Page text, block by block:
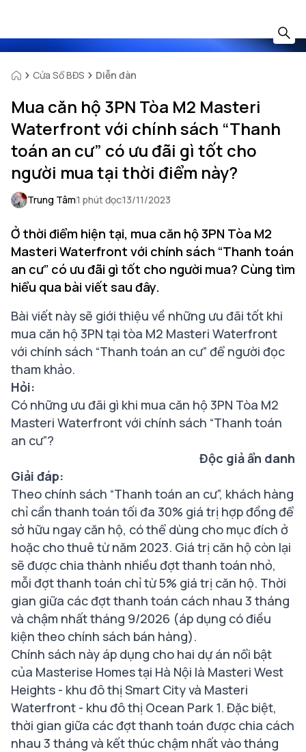
Cửa Sổ BĐS Diễn đàn
Mua căn hộ 3PN Tòa M2 Masteri
Waterfront với chính sách “Thanh
toán an cư” có ưu đãi gì tốt cho
người mua tại thời điểm này?
Trung Tâm1 phút đọc13/11/2023
Ở thời điểm hiện tại, mua căn hộ 3PN Tòa M2
Masteri Waterfront với chính sách “Thanh toán
an cư” có ưu đãi gì tốt cho người mua? Cùng tìm
hiểu qua bài viết sau đây.
Bài viết này sẽ giới thiệu về những ưu đãi tốt khi
mua căn hộ 3PN tại tòa M2 Masteri Waterfront
với chính sách “Thanh toán an cư” để người đọc
tham khảo.
Hỏi:
Có những ưu đãi gì khi mua căn hộ 3PN Tòa M2
Masteri Waterfront với chính sách “Thanh toán
an cư”?
Độc giả ẩn danh
Giải đáp:
Theo chính sách “Thanh toán an cư”, khách hàng
chỉ cần thanh toán tối đa 30% giá trị hợp đồng để
sở hữu ngay căn hộ, có thể dùng cho mục đích ở
hoặc cho thuê từ năm 2023. Giá trị căn hộ còn lại
sẽ được chia thành nhiều đợt thanh toán nhỏ,
mỗi đợt thanh toán chỉ từ 5% giá trị căn hộ. Thời
gian giữa các đợt thanh toán cách nhau 3 tháng
và chậm nhất tháng 9/2026 (áp dụng có điều
kiện theo chính sách bán hàng).
Chính sách này áp dụng cho hai dự án nổi bật
của Masterise Homes tại Hà Nội là Masteri West
Heights - khu đô thị Smart City và Masteri
Waterfront - khu đô thị Ocean Park 1. Đặc biệt,
thời gian giữa các đợt thanh toán được chia cách
nhau 3 tháng và kết thúc chậm nhất vào tháng